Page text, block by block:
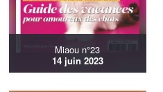
Miaou n°23
14 juin 2023